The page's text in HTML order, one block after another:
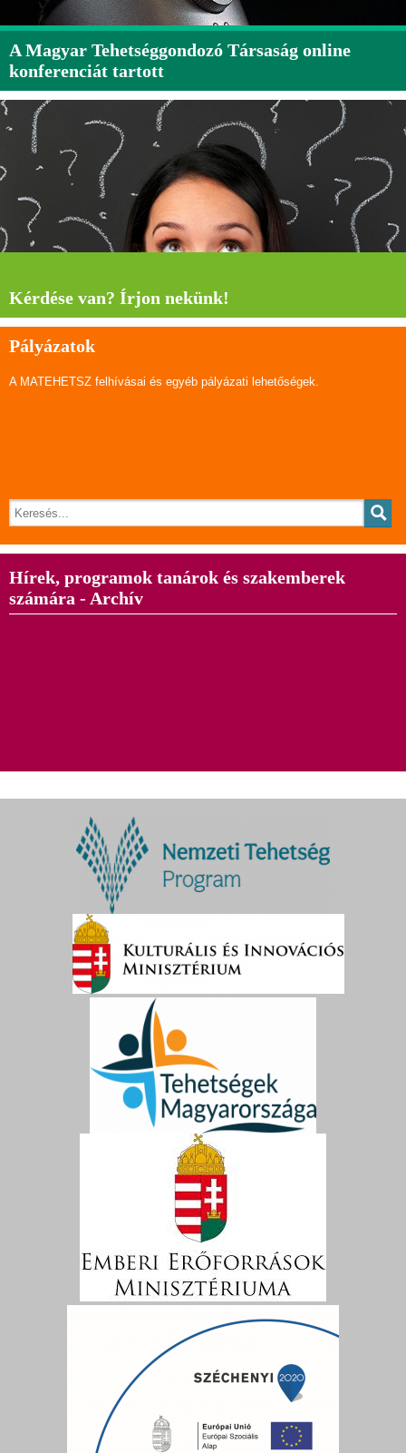
A Magyar Tehetséggondozó Társaság online
konferenciát tartott
Kérdése van? Írjon nekünk!
Pályázatok
A MATEHETSZ felhívásai és egyéb pályázati lehetőségek.
Hírek, programok tanárok és szakemberek
számára - Archív